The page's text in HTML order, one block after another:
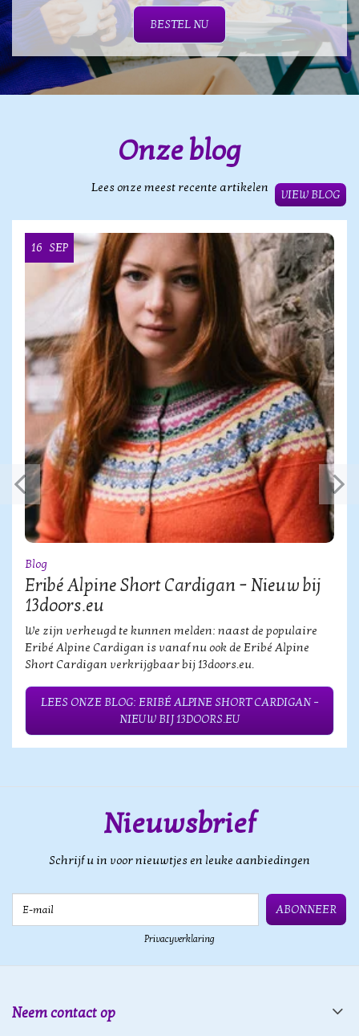
BESTEL NU
Onze blog
Lees onze meest recente artikelen
VIEW BLOG
16 SEP
Blog
Eribé Alpine Short Cardigan – Nieuw bij
13doors.eu
We zijn verheugd te kunnen melden: naast de populaire
Eribé Alpine Cardigan is vanaf nu ook de Eribé Alpine
Short Cardigan verkrijgbaar bij 13doors.eu.
LEES ONZE BLOG: ERIBÉ ALPINE SHORT CARDIGAN –
NIEUW BIJ 13DOORS.EU
Nieuwsbrief
Schrijf u in voor nieuwtjes en leuke aanbiedingen
ABONNEER
Privacyverklaring
Neem contact op